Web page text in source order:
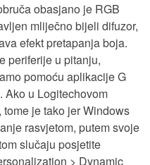
obasjano je RGB
mliječno bijeli difuzor,
efekt pretapanja boja.
periferije u pitanju,
pomoću aplikacije G
Ako u Logitechovom
je tako jer Windows
rasvjetom, putem svoje
slučaju posjetite
> Dynamic